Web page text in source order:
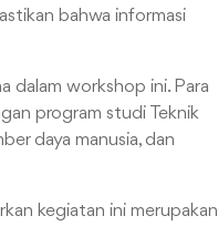
bahwa informasi
dalam workshop ini. Para
program studi Teknik
daya manusia, dan
kegiatan ini merupakan